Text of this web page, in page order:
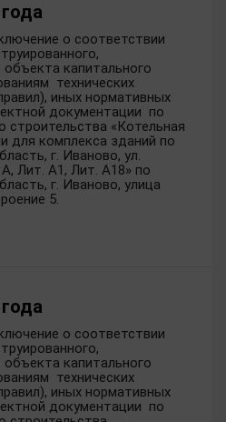
о соответствии
капитального
технических
иных нормативных
документации по
строительства «Котельная
для комплекса зданий по
г. Иваново, ул.
Лит. А1, Лит. А18» по
г. Иваново, улица
5.
о соответствии
капитального
технических
иных нормативных
документации по